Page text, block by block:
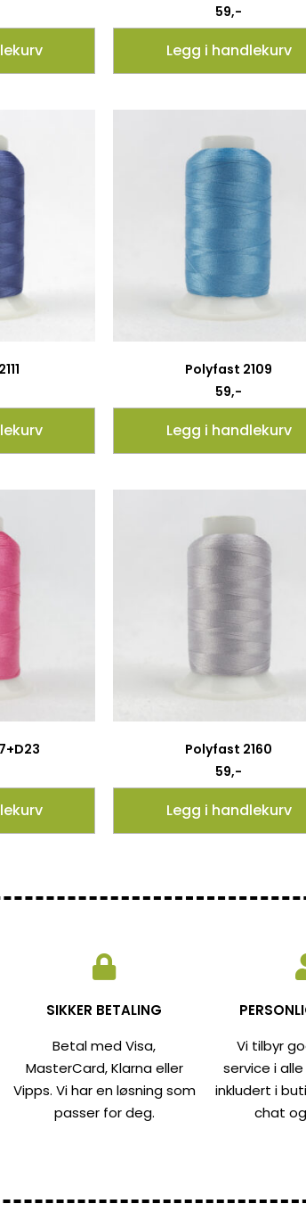
59,-
Legg i handlekurv
Polyfast 2109
59,-
Legg i handlekurv
Polyfast 2160
59,-
Legg i handlekurv
SIKKER BETALING
Betal med Visa,
MasterCard, Klarna eller
Vipps. Vi har en løsning som
passer for deg.
Vi tilbyr
service i
inkludert i
chat